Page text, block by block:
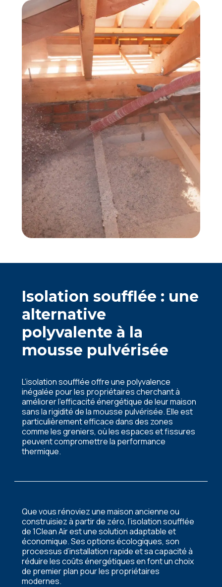
Isolation soufflée : une
alternative
polyvalente à la
mousse pulvérisée
L’isolation soufflée offre une polyvalence
inégalée pour les propriétaires cherchant à
améliorer l’efficacité énergétique de leur maison
sans la rigidité de la mousse pulvérisée. Elle est
particulièrement efficace dans des zones
comme les greniers, où les espaces et fissures
peuvent compromettre la performance
thermique.
Que vous rénoviez une maison ancienne ou
construisiez à partir de zéro, l’isolation soufflée
de 1Clean Air est une solution adaptable et
économique. Ses options écologiques, son
processus d’installation rapide et sa capacité à
réduire les coûts énergétiques en font un choix
de premier plan pour les propriétaires
modernes.